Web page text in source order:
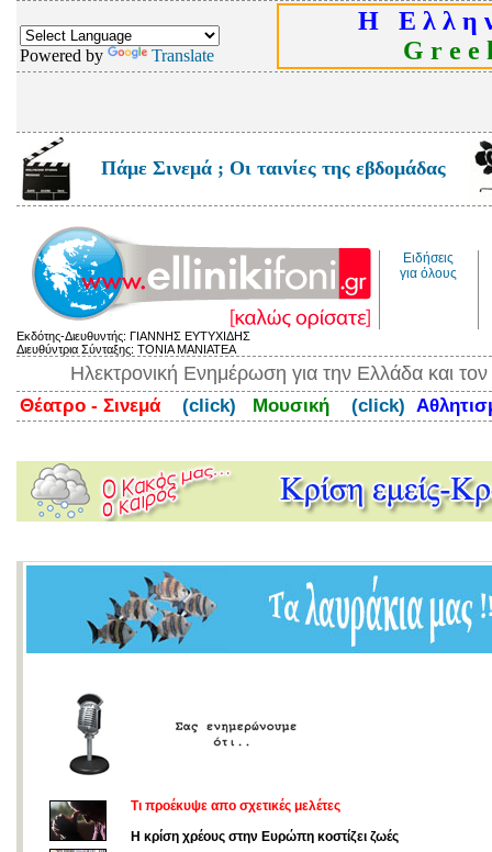
Powered by Translate
Η Ε λ λ η
G r e e
Πάμε Σινεμά ; Οι ταινίες της εβδομάδας
Ειδήσεις
για όλους
Εκδότης-Διευθυντής: ΓΙΑΝΝΗΣ ΕΥΤΥΧΙΔΗΣ
Διευθύντρια Σύνταξης: ΤΟΝΙΑ ΜΑΝΙΑΤΕΑ
Ηλεκτρονική Ενημέρωση για την Ελλάδα και
Θέατρο - Σινεμά (click) Μουσική (click)
Τι προέκυψε απο σχετικές μελέτες
Η κρίση χρέους στην Ευρώπη κοστίζει ζωές